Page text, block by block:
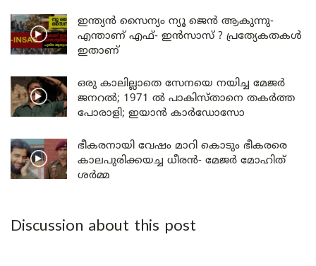
ഇന്ത്യൻ സൈന്യം ന്യൂ ജെൻ ആകുന്നു-
എന്താണ് എഫ്- ഇൻസാസ് ? പ്രത്യേകതകൾ
ഇതാണ്
ഒരു കാലില്ലാതെ സേനയെ നയിച്ച മേജർ
ജനറൽ; 1971 ൽ പാകിസ്താനെ തകർത്ത
പോരാളി; ഇയാൻ കാർഡോസോ
ഭീകരനായി വേഷം മാറി കൊടും ഭീകരരെ
കാലപുരിക്കയച്ച ധീരൻ- മേജർ മോഹിത്
ശർമ്മ
Discussion about this post